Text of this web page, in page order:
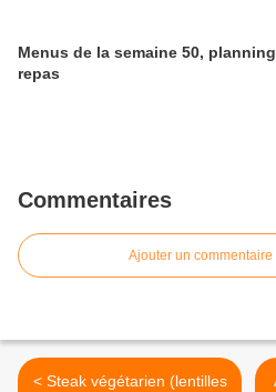
Menus de la semaine 50, planning
repas
Commentaires
Ajouter un commentaire
< Steak végétarien (lentilles